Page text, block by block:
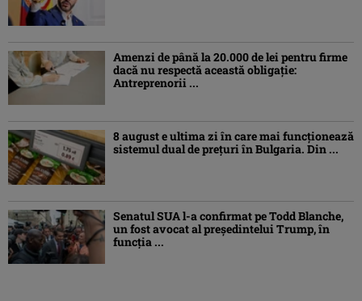
Amenzi de până la 20.000 de lei pentru firme
dacă nu respectă această obligație:
Antreprenorii ...
8 august e ultima zi în care mai funcționează
sistemul dual de prețuri în Bulgaria. Din ...
Senatul SUA l-a confirmat pe Todd Blanche,
un fost avocat al președintelui Trump, în
funcția ...